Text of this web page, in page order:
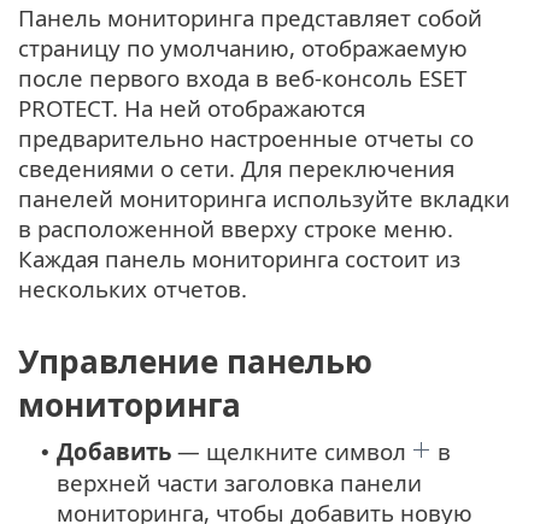
Панель мониторинга представляет собой
страницу по умолчанию, отображаемую
после первого входа в веб-консоль ESET
PROTECT. На ней отображаются
предварительно настроенные отчеты со
сведениями о сети. Для переключения
панелей мониторинга используйте вкладки
в расположенной вверху строке меню.
Каждая панель мониторинга состоит из
нескольких отчетов.
Управление панелью
мониторинга
• Добавить — щелкните символ
в
верхней части заголовка панели
мониторинга, чтобы добавить новую